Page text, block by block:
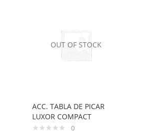
OUT OF STOCK
ACC. TABLA DE PICAR
LUXOR COMPACT
0